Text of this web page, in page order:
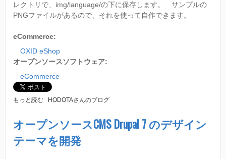
レクトリで、img/language/の下に保存します。 サンプルの
PNGファイルがあるので、それを使って自作できます。
eCommerce:
OXID eShop
オープンソースソフトウェア:
eCommerce
オ
ン
ソ
ー
もっと読む HODOTAさんのブログ
オープンソースCMS Drupal 7 のデザイン
テーマを開発